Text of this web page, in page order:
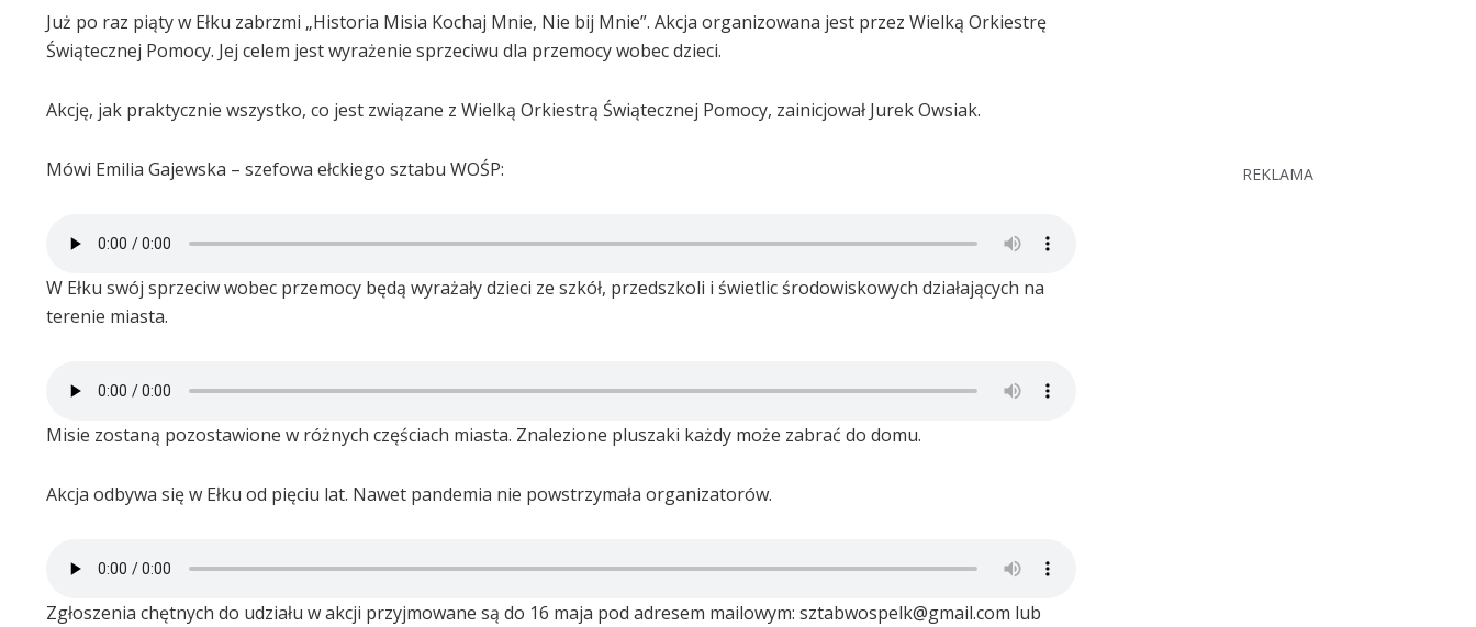
Już po raz piąty w Ełku zabrzmi „Historia Misia Kochaj Mnie, Nie bij Mnie”. Akcja organizowana jest przez Wielką Orkiestrę
Świątecznej Pomocy. Jej celem jest wyrażenie sprzeciwu dla przemocy wobec dzieci.
Akcję, jak praktycznie wszystko, co jest związane z Wielką Orkiestrą Świątecznej Pomocy, zainicjował Jurek Owsiak.
Mówi Emilia Gajewska – szefowa ełckiego sztabu WOŚP:
W Ełku swój sprzeciw wobec przemocy będą wyrażały dzieci ze szkół, przedszkoli i świetlic środowiskowych działających na
terenie miasta.
Misie zostaną pozostawione w różnych częściach miasta. Znalezione pluszaki każdy może zabrać do domu.
Akcja odbywa się w Ełku od pięciu lat. Nawet pandemia nie powstrzymała organizatorów.
Zgłoszenia chętnych do udziału w akcji przyjmowane są do 16 maja pod adresem mailowym: sztabwospelk@gmail.com lub
REKLAMA